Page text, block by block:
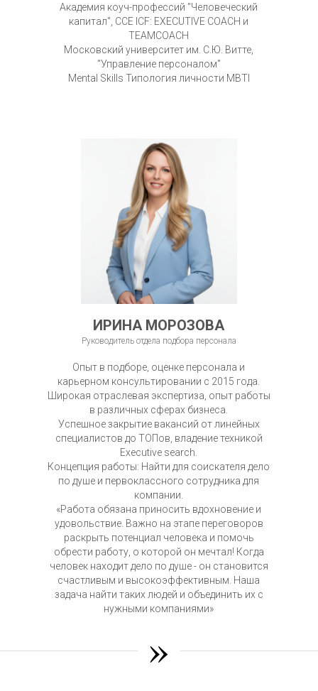
Академия коуч-профессий "Человеческий
капитал", ССЕ ICF: EXECUTIVE COACH и
TEAMCOACH
Московский университет им. С.Ю. Витте,
"Управление персоналом"
Mental Skills Типология личности MBTI
ИРИНА МОРОЗОВА
Руководитель отдела подбора персонала
Опыт в подборе, оценке персонала и
карьерном консультировании с 2015 года.
Широкая отраслевая экспертиза, опыт работы
в различных сферах бизнеса.
Успешное закрытие вакансий от линейных
специалистов до ТОПов, владение техникой
Executive search.
Концепция работы: Найти для соискателя дело
по душе и первоклассного сотрудника для
компании.
«Работа обязана приносить вдохновение и
удовольствие. Важно на этапе переговоров
раскрыть потенциал человека и помочь
обрести работу, о которой он мечтал! Когда
человек находит дело по душе - он становится
счастливым и высокоэффективным. Наша
задача найти таких людей и объединить их с
нужными компаниями»
»